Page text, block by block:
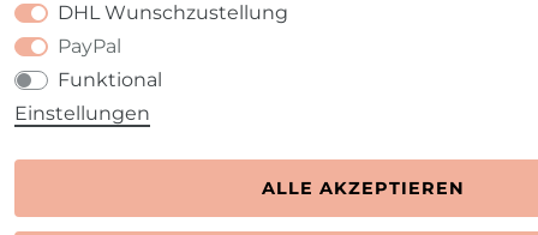
DHL Wunschzustellung
PayPal
Funktional
Einstellungen
ALLE AKZEPTIEREN